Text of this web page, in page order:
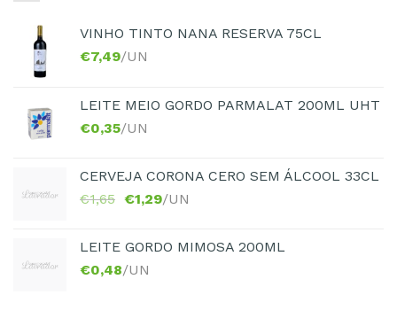
VINHO TINTO NANA RESERVA 75CL
€7,49/UN
LEITE MEIO GORDO PARMALAT 200ML UHT
€0,35/UN
CERVEJA CORONA CERO SEM ÁLCOOL 33CL
€1,65 €1,29/UN
LEITE GORDO MIMOSA 200ML
€0,48/UN